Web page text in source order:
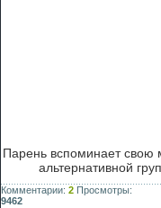
Парень вспоминает свою
альтернативной
Комментарии: 2 Просмотры:
9462